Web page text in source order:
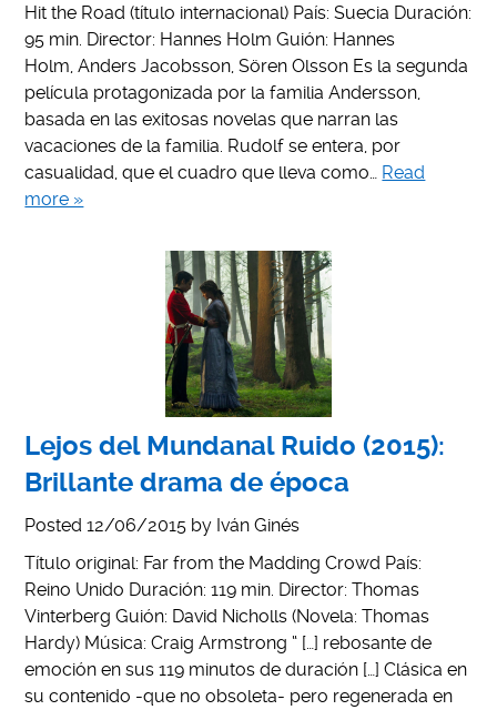
Hit the Road (título internacional) País: Suecia Duración:
95 min. Director: Hannes Holm Guión: Hannes
Holm, Anders Jacobsson, Sören Olsson Es la segunda
película protagonizada por la familia Andersson,
basada en las exitosas novelas que narran las
vacaciones de la familia. Rudolf se entera, por
casualidad, que el cuadro que lleva como… Read
more »
Lejos del Mundanal Ruido (2015):
Brillante drama de época
Posted12/06/2015 by Iván Ginés
Título original: Far from the Madding Crowd País:
Reino Unido Duración: 119 min. Director: Thomas
Vinterberg Guión: David Nicholls (Novela: Thomas
Hardy) Música: Craig Armstrong “ […] rebosante de
emoción en sus 119 minutos de duración […] Clásica en
su contenido -que no obsoleta- pero regenerada en